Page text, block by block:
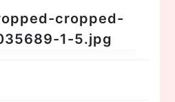
cropped-
1-5.jpg